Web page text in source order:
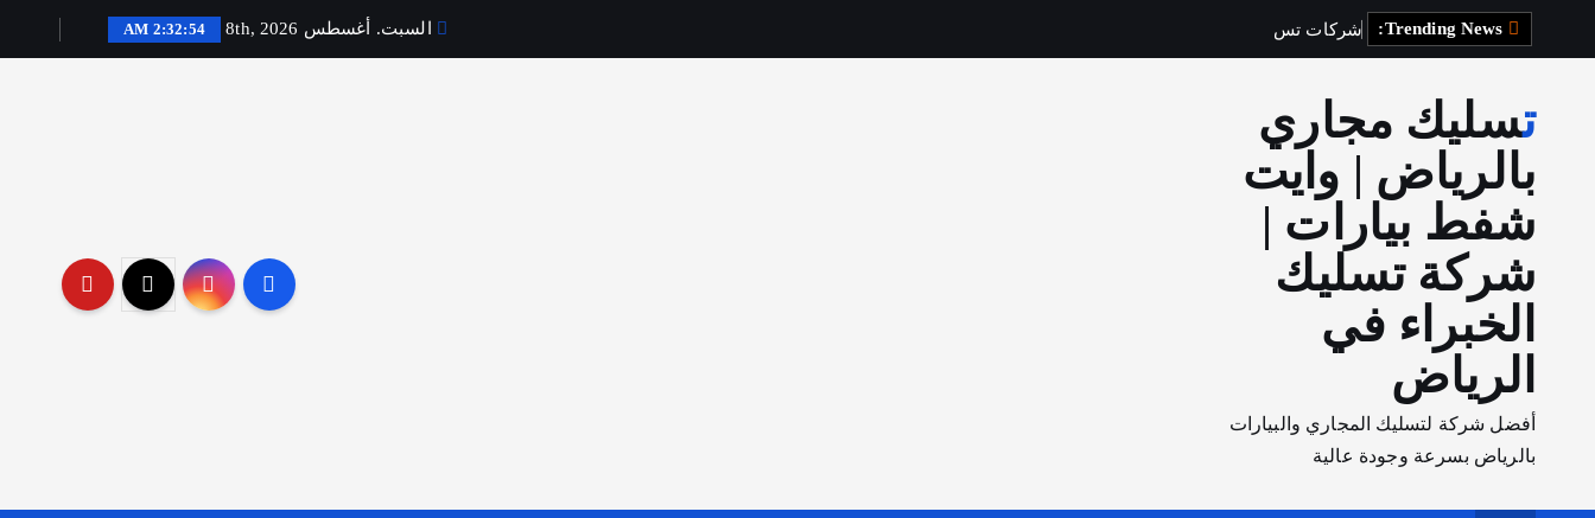
شركات تس ل السبت. أغسطس 8th, 2026 2:32:55 AM
تسليك مجاري
بالرياض | وايت
شفط بيارات |
شركة تسليك
الخبراء في
الرياض
أفضل شركة لتسليك المجاري والبيارات
بالرياض بسرعة وجودة عالية